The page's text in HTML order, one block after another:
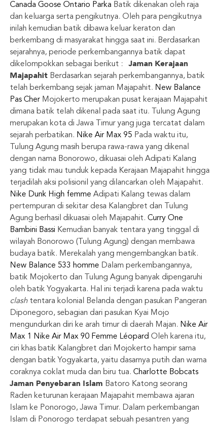
Canada Goose Ontario Parka Batik dikenakan oleh raja
dan keluarga serta pengikutnya. Oleh para pengikutnya
inilah kemudian batik dibawa keluar keraton dan
berkembang di masyarakat hingga saat ini. Berdasarkan
sejarahnya, periode perkembangannya batik dapat
dikelompokkan sebagai berikut :Jaman Kerajaan
Majapahit Berdasarkan sejarah perkembangannya, batik
telah berkembang sejak jaman Majapahit. New Balance
Pas Cher Mojokerto merupakan pusat kerajaan Majapahit
dimana batik telah dikenal pada saat itu. Tulung Agung
merupakan kota di Jawa Timur yang juga tercatat dalam
sejarah perbatikan. Nike Air Max 95 Pada waktu itu,
Tulung Agung masih berupa rawa-rawa yang dikenal
dengan nama Bonorowo, dikuasai oleh Adipati Kalang
yang tidak mau tunduk kepada Kerajaan Majapahit hingga
terjadilah aksi polisionil yang dilancarkan oleh Majapahit.
Nike Dunk High femme Adipati Kalang tewas dalam
pertempuran di sekitar desa Kalangbret dan Tulung
Agung berhasil dikuasai oleh Majapahit. Curry One
Bambini Bassi Kemudian banyak tentara yang tinggal di
wilayah Bonorowo (Tulung Agung) dengan membawa
budaya batik. Merekalah yang mengembangkan batik.
New Balance 533 homme Dalam perkembangannya,
batik Mojokerto dan Tulung Agung banyak dipengaruhi
oleh batik Yogyakarta. Hal ini terjadi karena pada waktu
clash tentara kolonial Belanda dengan pasukan Pangeran
Diponegoro, sebagian dari pasukan Kyai Mojo
mengundurkan diri ke arah timur di daerah Majan. Nike Air
Max 1
Nike Air Max 90 Femme Léopard Oleh karena itu,
ciri khas batik Kalangbret dari Mojokerto hampir sama
dengan batik Yogyakarta, yaitu dasarnya putih dan warna
coraknya coklat muda dan biru tua. Charlotte Bobcats
Jaman Penyebaran Islam Batoro Katong seorang
Raden keturunan kerajaan Majapahit membawa ajaran
Islam ke Ponorogo, Jawa Timur. Dalam perkembangan
Islam di Ponorogo terdapat sebuah pesantren yang